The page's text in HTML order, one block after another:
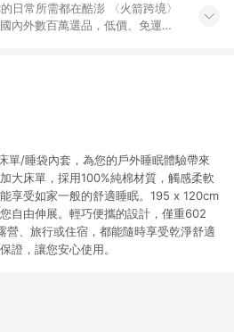
日常所需都在酷澎 〈火箭跨境〉
內外數百萬選品，低價、免運，
箭速配、火箭跨境優質選品不限金
單/睡袋內套，為您的戶外睡眠體驗帶來
大床單，採用100%純棉材質，觸感柔軟
享受如家一般的舒適睡眠。195 x 120cm
自由伸展。輕巧便攜的設計，僅重602
營、旅行或住宿，都能隨時享受乾淨舒適
證，讓您安心使用。